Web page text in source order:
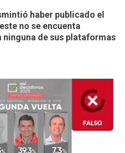
haber publicado el
no se encuenta
ninguna de sus plataformas